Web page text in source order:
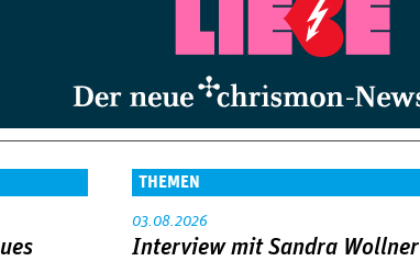
THEMEN
03.08.2026
Interview mit Sandra Wollner